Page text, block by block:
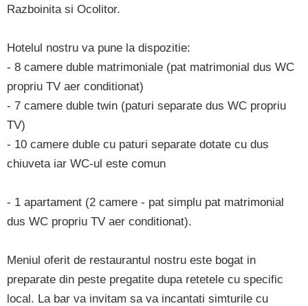
Razboinita si Ocolitor.
Hotelul nostru va pune la dispozitie:
- 8 camere duble matrimoniale (pat matrimonial dus WC
propriu TV aer conditionat)
- 7 camere duble twin (paturi separate dus WC propriu
TV)
- 10 camere duble cu paturi separate dotate cu dus
chiuveta iar WC-ul este comun
- 1 apartament (2 camere - pat simplu pat matrimonial
dus WC propriu TV aer conditionat).
Meniul oferit de restaurantul nostru este bogat in
preparate din peste pregatite dupa retetele cu specific
local. La bar va invitam sa va incantati simturile cu